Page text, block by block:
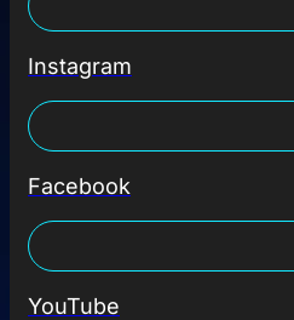
Instagram
Facebook
YouTube